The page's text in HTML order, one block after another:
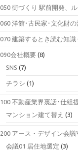
050 街づくり 駅前開発、
060 洋館･古民家･文化財
070 建築するとき読む知識
090会社概要 (8)
SNS (7)
チラシ (1)
100 不動産業界裏話･仕組
マンション建て替え (3)
200 アース・デザイン会議
会議01 居住地選定 (3)